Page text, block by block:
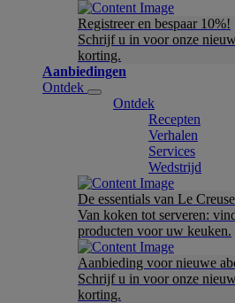
Registreer en bespaar 10%!
Schrijf u in voor onze
korting.
Aanbiedingen
Ontdek
Ontdek
Recepten
Verhalen
Services
Wedstrijd
De essentials van Le
Van koken tot serveren:
producten voor uw keuken.
Aanbieding voor nieuwe
Schrijf u in voor onze
korting.